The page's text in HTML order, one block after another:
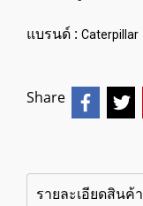
แบรนด์ : Caterpillar
Share
รายละเอียดสินค้า